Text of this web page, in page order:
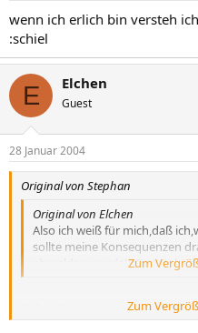
wenn ich erlich bin versteh
:schiel
E Elchen
Guest
28 Januar 2004
Original von Stephan
Original von Elchen
Also ich weiß für mich,daß
sollte meine Konsequenzen
abmelden würde!!!Das steht
Zum
Zum